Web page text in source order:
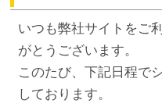
いつも弊社サイトをご
がとうございます。
このたび、下記日程で
しております。